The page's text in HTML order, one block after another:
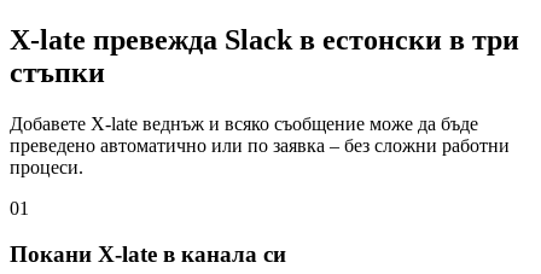
X-late превежда Slack в естонски в три
стъпки
Добавете X-late веднъж и всяко съобщение може да бъде
преведено автоматично или по заявка – без сложни работни
процеси.
01
Покани X-late в канала си